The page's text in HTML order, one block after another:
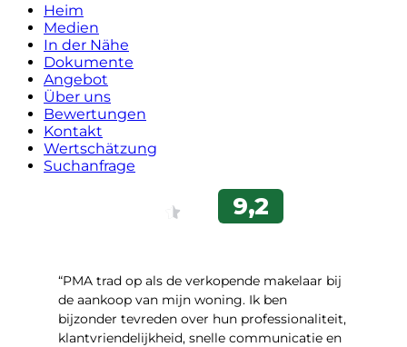
Heim
Medien
In der Nähe
Dokumente
Angebot
Über uns
Bewertungen
Kontakt
Wertschätzung
Suchanfrage
“PMA trad op als de verkopende makelaar bij
de aankoop van mijn woning. Ik ben
bijzonder tevreden over hun professionaliteit,
klantvriendelijkheid, snelle communicatie en